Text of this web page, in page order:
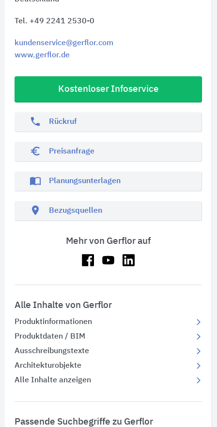
Tel. +49 2241 2530-0
kundenservice@gerflor.com
www.gerflor.de
Kostenloser Infoservice
phone Rückruf
euro_symbol Preisanfrage
import_contacts Planungsunterlagen
location_on Bezugsquellen
Mehr von Gerflor auf
Alle Inhalte von Gerflor
Produktinformationen
Produktdaten / BIM
Ausschreibungstexte
Architekturobjekte
Alle Inhalte anzeigen
Passende Suchbegriffe zu Gerflor